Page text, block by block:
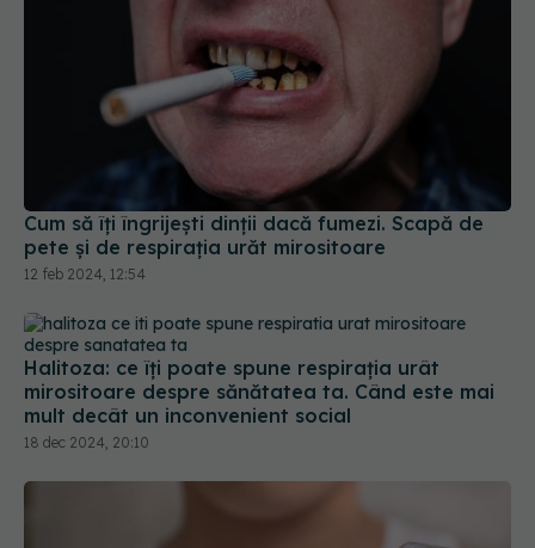
Cum să îți îngrijești dinții dacă fumezi. Scapă de
pete și de respirația urăt mirositoare
12 feb 2024, 12:54
Halitoza: ce îți poate spune respirația urât
mirositoare despre sănătatea ta. Când este mai
mult decât un inconvenient social
18 dec 2024, 20:10